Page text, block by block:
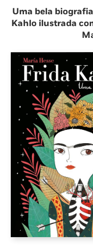
Uma bela
Kahlo ilustrada